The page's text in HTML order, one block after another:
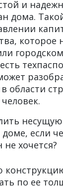
и
дома.
которое
области
несущую
если
не хочется?
по ее